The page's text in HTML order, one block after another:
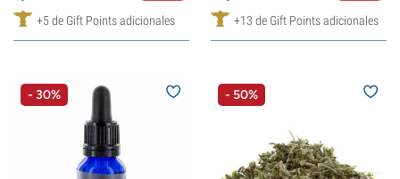
+5 de Gift Points adicionales +13 de Gift Points adicionales
- 30% - 50%